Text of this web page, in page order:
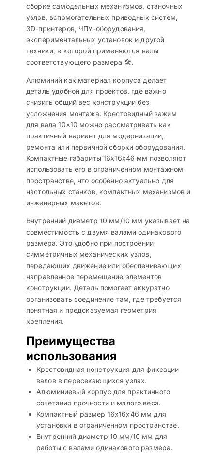
сборке самодельных механизмов, станочных
узлов, вспомогательных приводных систем,
3D-принтеров, ЧПУ-оборудования,
экспериментальных установок и другой
техники, в которой применяются валы
соответствующего размера 🛠️.
Алюминий как материал корпуса делает
деталь удобной для проектов, где важно
снизить общий вес конструкции без
усложнения монтажа. Крестовидный зажим
для вала 10×10 можно рассматривать как
практичный вариант для модернизации,
ремонта или первичной сборки оборудования.
Компактные габариты 16x16x46 мм позволяют
использовать его в ограниченном монтажном
пространстве, что особенно актуально для
настольных станков, компактных механизмов и
инженерных макетов.
Внутренний диаметр 10 мм/10 мм указывает на
совместимость с двумя валами одинакового
размера. Это удобно при построении
симметричных механических узлов,
передающих движение или обеспечивающих
направленное перемещение элементов
конструкции. Деталь помогает аккуратно
организовать соединение там, где требуется
понятная и предсказуемая геометрия
крепления.
Преимущества
использования
Крестовидная конструкция для фиксации
валов в пересекающихся узлах.
Алюминиевый корпус для практичного
сочетания прочности и малого веса.
Компактный размер 16x16x46 мм для
установки в ограниченном пространстве.
Внутренний диаметр 10 мм/10 мм для
работы с валами одинакового размера.